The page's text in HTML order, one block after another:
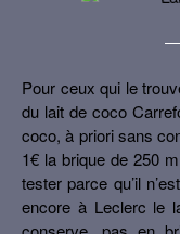
Pour ceux qui le
du lait de coco
coco, à priori sans
1€ la brique de 250
tester parce qu’il
encore à Leclerc le